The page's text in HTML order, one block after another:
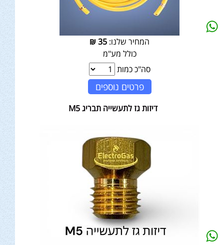
המחיר שלנו: 35
₪
כולל מע"מ
סה"כ כמות
פרטים נוספים
דיזות גז לתעשייה תבריג M5